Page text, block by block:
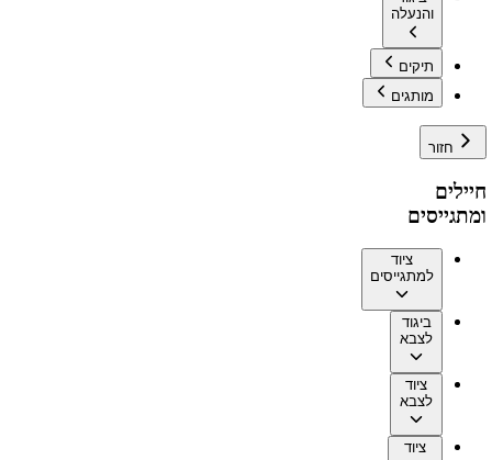
והנעלה
תיקים
מותגים
חזור
חיילים
ומתגייסים
ציוד
למתגייסים
ביגוד
לצבא
ציוד
לצבא
ציוד